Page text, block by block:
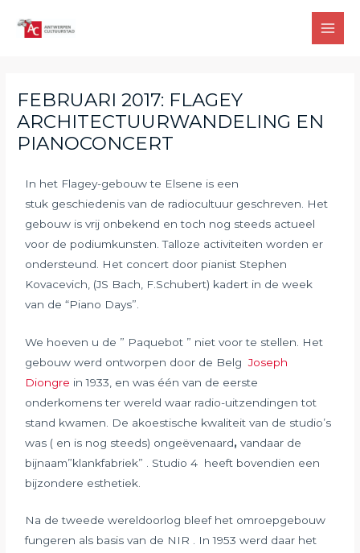
FEBRUARI 2017: FLAGEY
ARCHITECTUURWANDELING EN
PIANOCONCERT
In het Flagey-gebouw te Elsene is een
stuk geschiedenis van de radiocultuur geschreven. Het
gebouw is vrij onbekend en toch nog steeds actueel
voor de podiumkunsten. Talloze activiteiten worden er
ondersteund. Het concert door pianist Stephen
Kovacevich, (JS Bach, F.Schubert) kadert in de week
van de “Piano Days”.
We hoeven u de ” Paquebot ” niet voor te stellen. Het
gebouw werd ontworpen door de BelgJoseph
Diongre in 1933, en was één van de eerste
onderkomens ter wereld waar radio-uitzendingen tot
stand kwamen. De akoestische kwaliteit van de studio’s
was ( en is nog steeds) ongeëvenaard, vandaar de
bijnaam”klankfabriek” . Studio 4 heeft bovendien een
bijzondere esthetiek.
Na de tweede wereldoorlog bleef het omroepgebouw
fungeren als basis van de NIR . In 1953 werd daar het